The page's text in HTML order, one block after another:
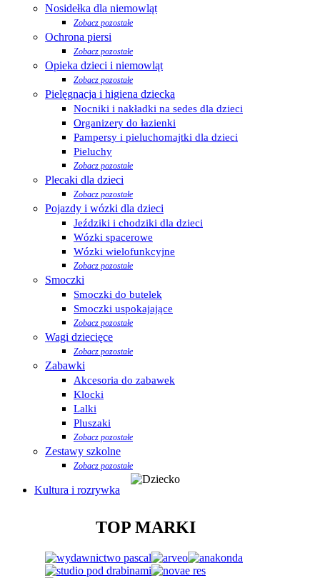
Nosidełka dla niemowląt
Zobacz pozostałe
Ochrona piersi
Zobacz pozostałe
Opieka dzieci i niemowląt
Zobacz pozostałe
Pielęgnacja i higiena dziecka
Nocniki i nakładki na sedes dla dzieci
Organizery do łazienki
Pampersy i pieluchomajtki dla dzieci
Pieluchy
Zobacz pozostałe
Plecaki dla dzieci
Zobacz pozostałe
Pojazdy i wózki dla dzieci
Jeździki i chodziki dla dzieci
Wózki spacerowe
Wózki wielofunkcyjne
Zobacz pozostałe
Smoczki
Smoczki do butelek
Smoczki uspokajające
Zobacz pozostałe
Wagi dziecięce
Zobacz pozostałe
Zabawki
Akcesoria do zabawek
Klocki
Lalki
Pluszaki
Zobacz pozostałe
Zestawy szkolne
Zobacz pozostałe
Kultura i rozrywka
TOP MARKI